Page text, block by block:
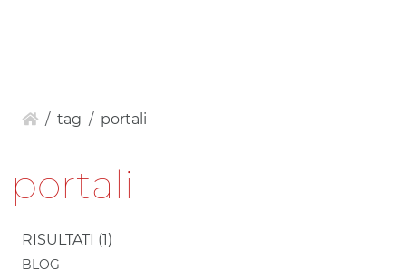
tag portali
portali
RISULTATI (1)
BLOG